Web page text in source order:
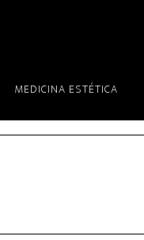
MEDICINA ESTÉTICA